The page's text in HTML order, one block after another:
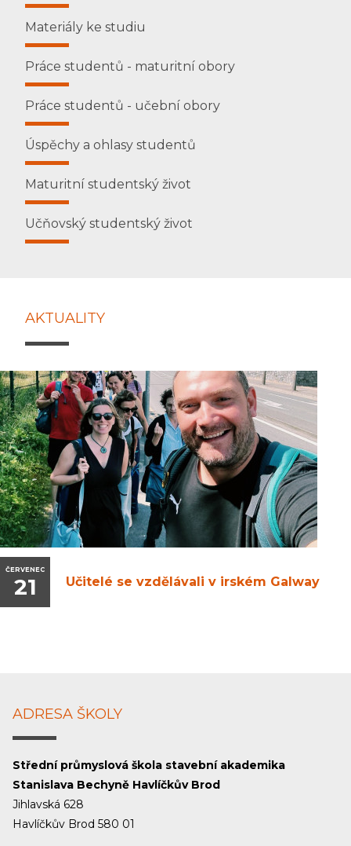
Materiály ke studiu
Práce studentů - maturitní obory
Práce studentů - učební obory
Úspěchy a ohlasy studentů
Maturitní studentský život
Učňovský studentský život
AKTUALITY
ČERVENEC
21 Učitelé se vzdělávali v irském Galway
ADRESA ŠKOLY
Střední průmyslová škola stavební akademika
Stanislava Bechyně Havlíčkův Brod
Jihlavská 628
Havlíčkův Brod 580 01